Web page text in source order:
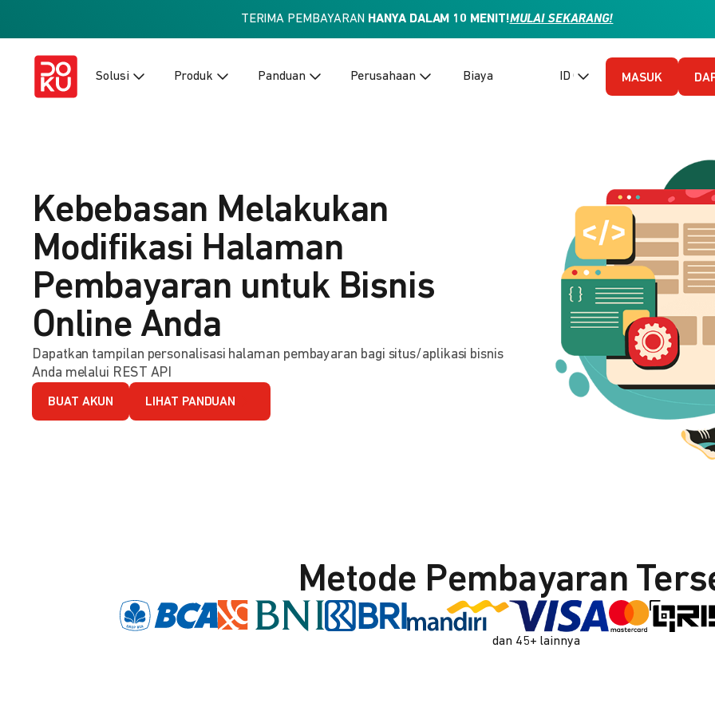
TERIMA PEMBAYARAN HANYA DALAM 10 MENIT!MULAI SEKARANG!
Solusi Produk Panduan Perusahaan Biaya ID (Bahasa Indonesia)
MASUK
Kebebasan Melakukan
Modifikasi Halaman
Pembayaran untuk Bisnis
Online Anda
Dapatkan tampilan personalisasi halaman pembayaran bagi situs/aplikasi bisnis
Anda melalui REST API
BUAT AKUN LIHAT PANDUAN
Metode Pembayaran
dan 45+ lainnya